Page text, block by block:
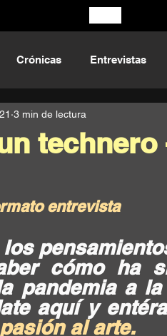
Crónicas Entrevistas
technero
3 min de lectura
entrevista
cómo ha
pandemia a
al arte.